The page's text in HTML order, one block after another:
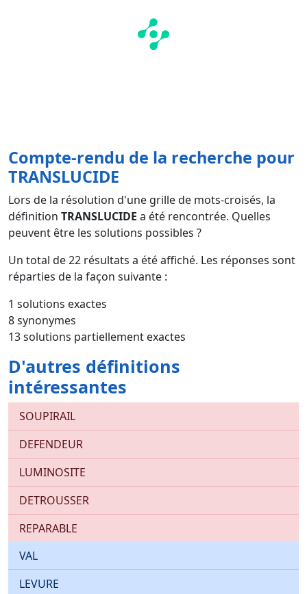
Compte-rendu de la recherche pour
TRANSLUCIDE
Lors de la résolution d'une grille de mots-croisés, la
définition TRANSLUCIDE a été rencontrée. Quelles
peuvent être les solutions possibles ?
Un total de22 résultats a été affiché. Les réponses sont
réparties de la façon suivante :
1 solutions exactes
8 synonymes
13 solutions partiellement exactes
D'autres définitions
intéressantes
SOUPIRAIL
DEFENDEUR
LUMINOSITE
DETROUSSER
REPARABLE
VAL
LEVURE